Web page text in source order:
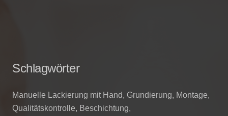
Schlagwörter
Manuelle Lackierung mit Hand, Grundierung, Montage,
Qualitätskontrolle, Beschichtung,